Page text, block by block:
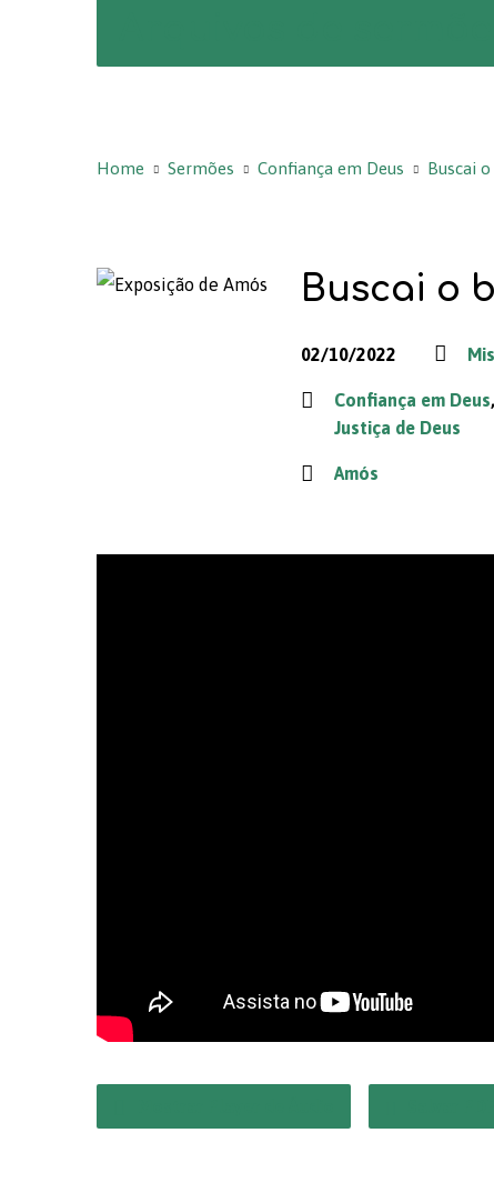
Home Sermões Confiança em Deus Buscai
Buscai o
02/10/2022
Confiança em Deus,
Justiça de Deus
Amós